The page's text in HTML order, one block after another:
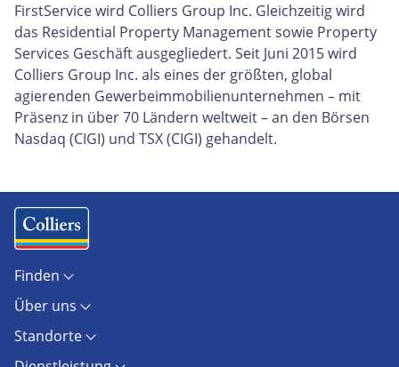
FirstService wird Colliers Group Inc. Gleichzeitig wird
das Residential Property Management sowie Property
Services Geschäft ausgegliedert. Seit Juni 2015 wird
Colliers Group Inc. als eines der größten, global
agierenden Gewerbeimmobilienunternehmen – mit
Präsenz in über 70 Ländern weltweit – an den Börsen
Nasdaq (CIGI) und TSX (CIGI) gehandelt.
Finden
Standorte
Immobilienlexikon
AGB
Über uns
Unternehmen
Standorte